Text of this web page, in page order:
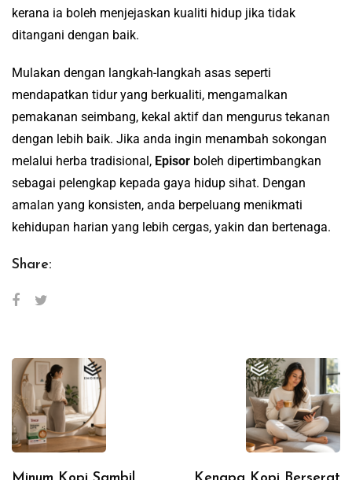
kerana ia boleh menjejaskan kualiti hidup jika tidak
ditangani dengan baik.
Mulakan dengan langkah-langkah asas seperti
mendapatkan tidur yang berkualiti, mengamalkan
pemakanan seimbang, kekal aktif dan mengurus tekanan
dengan lebih baik. Jika anda ingin menambah sokongan
melalui herba tradisional, Episor boleh dipertimbangkan
sebagai pelengkap kepada gaya hidup sihat. Dengan
amalan yang konsisten, anda berpeluang menikmati
kehidupan harian yang lebih cergas, yakin dan bertenaga.
Share: